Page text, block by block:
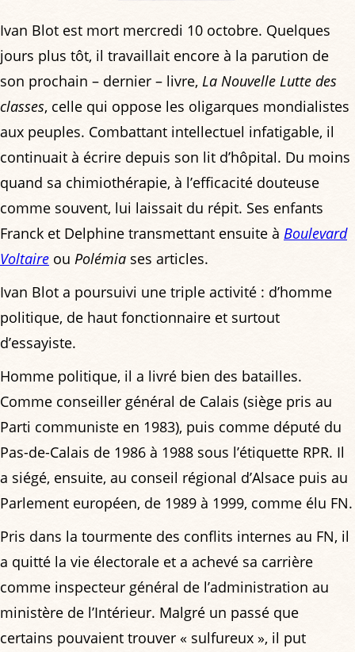
Ivan Blot est mort mercredi 10 octobre. Quelques
jours plus tôt, il travaillait encore à la parution de
son prochain – dernier – livre, La Nouvelle Lutte des
classes, celle qui oppose les oligarques mondialistes
aux peuples. Combattant intellectuel infatigable, il
continuait à écrire depuis son lit d’hôpital. Du moins
quand sa chimiothérapie, à l’efficacité douteuse
comme souvent, lui laissait du répit. Ses enfants
Franck et Delphine transmettant ensuite à Boulevard
Voltaire ou Polémia ses articles.
Ivan Blot a poursuivi une triple activité : d’homme
politique, de haut fonctionnaire et surtout
d’essayiste.
Homme politique, il a livré bien des batailles.
Comme conseiller général de Calais (siège pris au
Parti communiste en 1983), puis comme député du
Pas-de-Calais de 1986 à 1988 sous l’étiquette RPR. Il
a siégé, ensuite, au conseil régional d’Alsace puis au
Parlement européen, de 1989 à 1999, comme élu FN.
Pris dans la tourmente des conflits internes au FN, il
a quitté la vie électorale et a achevé sa carrière
comme inspecteur général de l’administration au
ministère de l’Intérieur. Malgré un passé que
certains pouvaient trouver « sulfureux », il put